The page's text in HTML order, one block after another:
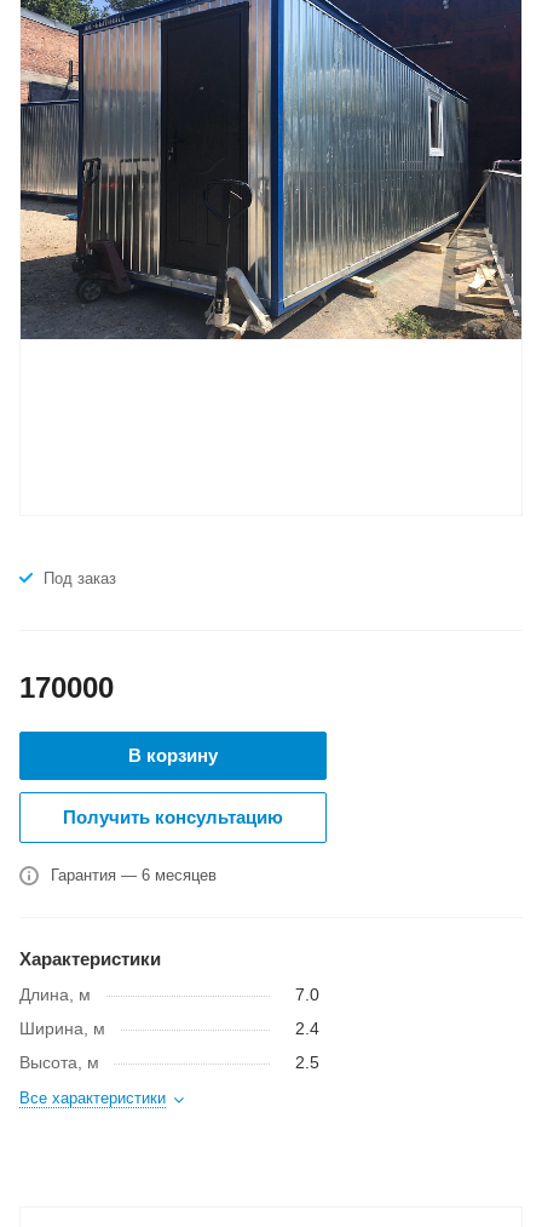
Под заказ
170000
В корзину
Получить консультацию
Гарантия — 6 месяцев
Характеристики
Длина, м
7.0
Ширина, м
2.4
Высота, м
2.5
Все характеристики